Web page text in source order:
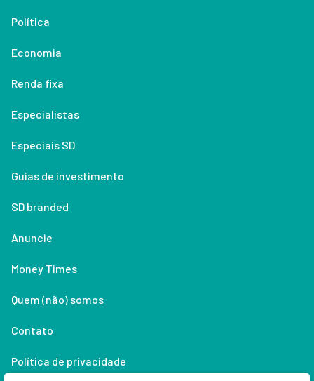
Política
Economia
Renda fixa
Especialistas
Especiais SD
Guias de investimento
SD branded
Anuncie
Money Times
Quem (não) somos
Contato
Política de privacidade